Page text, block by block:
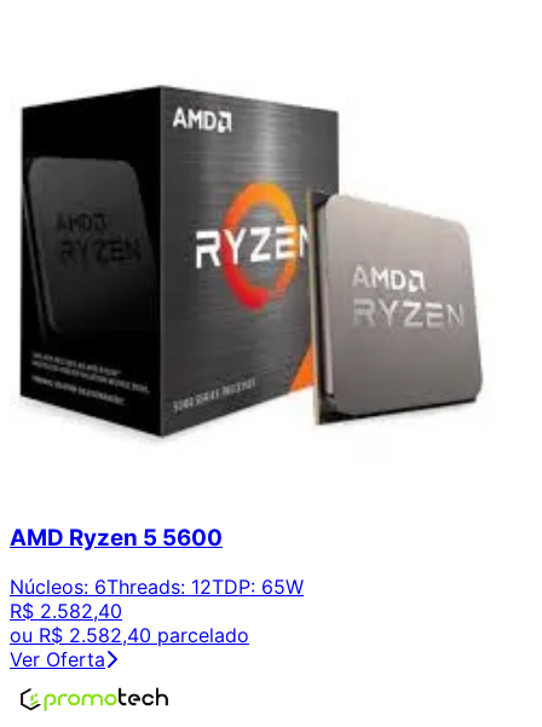
AMD Ryzen 5 5600
Núcleos: 6Threads: 12TDP: 65W
R$ 2.582,40
ou R$ 2.582,40 parcelado
Ver Oferta